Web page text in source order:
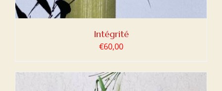
Intégrité
€60,00